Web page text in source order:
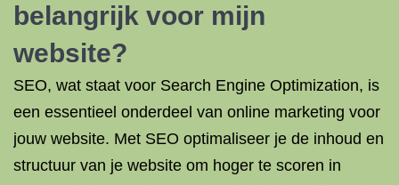
belangrijk voor mijn
website?
SEO, wat staat voor Search Engine Optimization, is
een essentieel onderdeel van online marketing voor
jouw website. Met SEO optimaliseer je de inhoud en
structuur van je website om hoger te scoren in